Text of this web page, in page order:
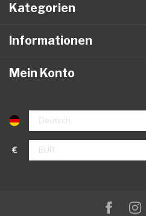
Kategorien
Informationen
Mein Konto
€